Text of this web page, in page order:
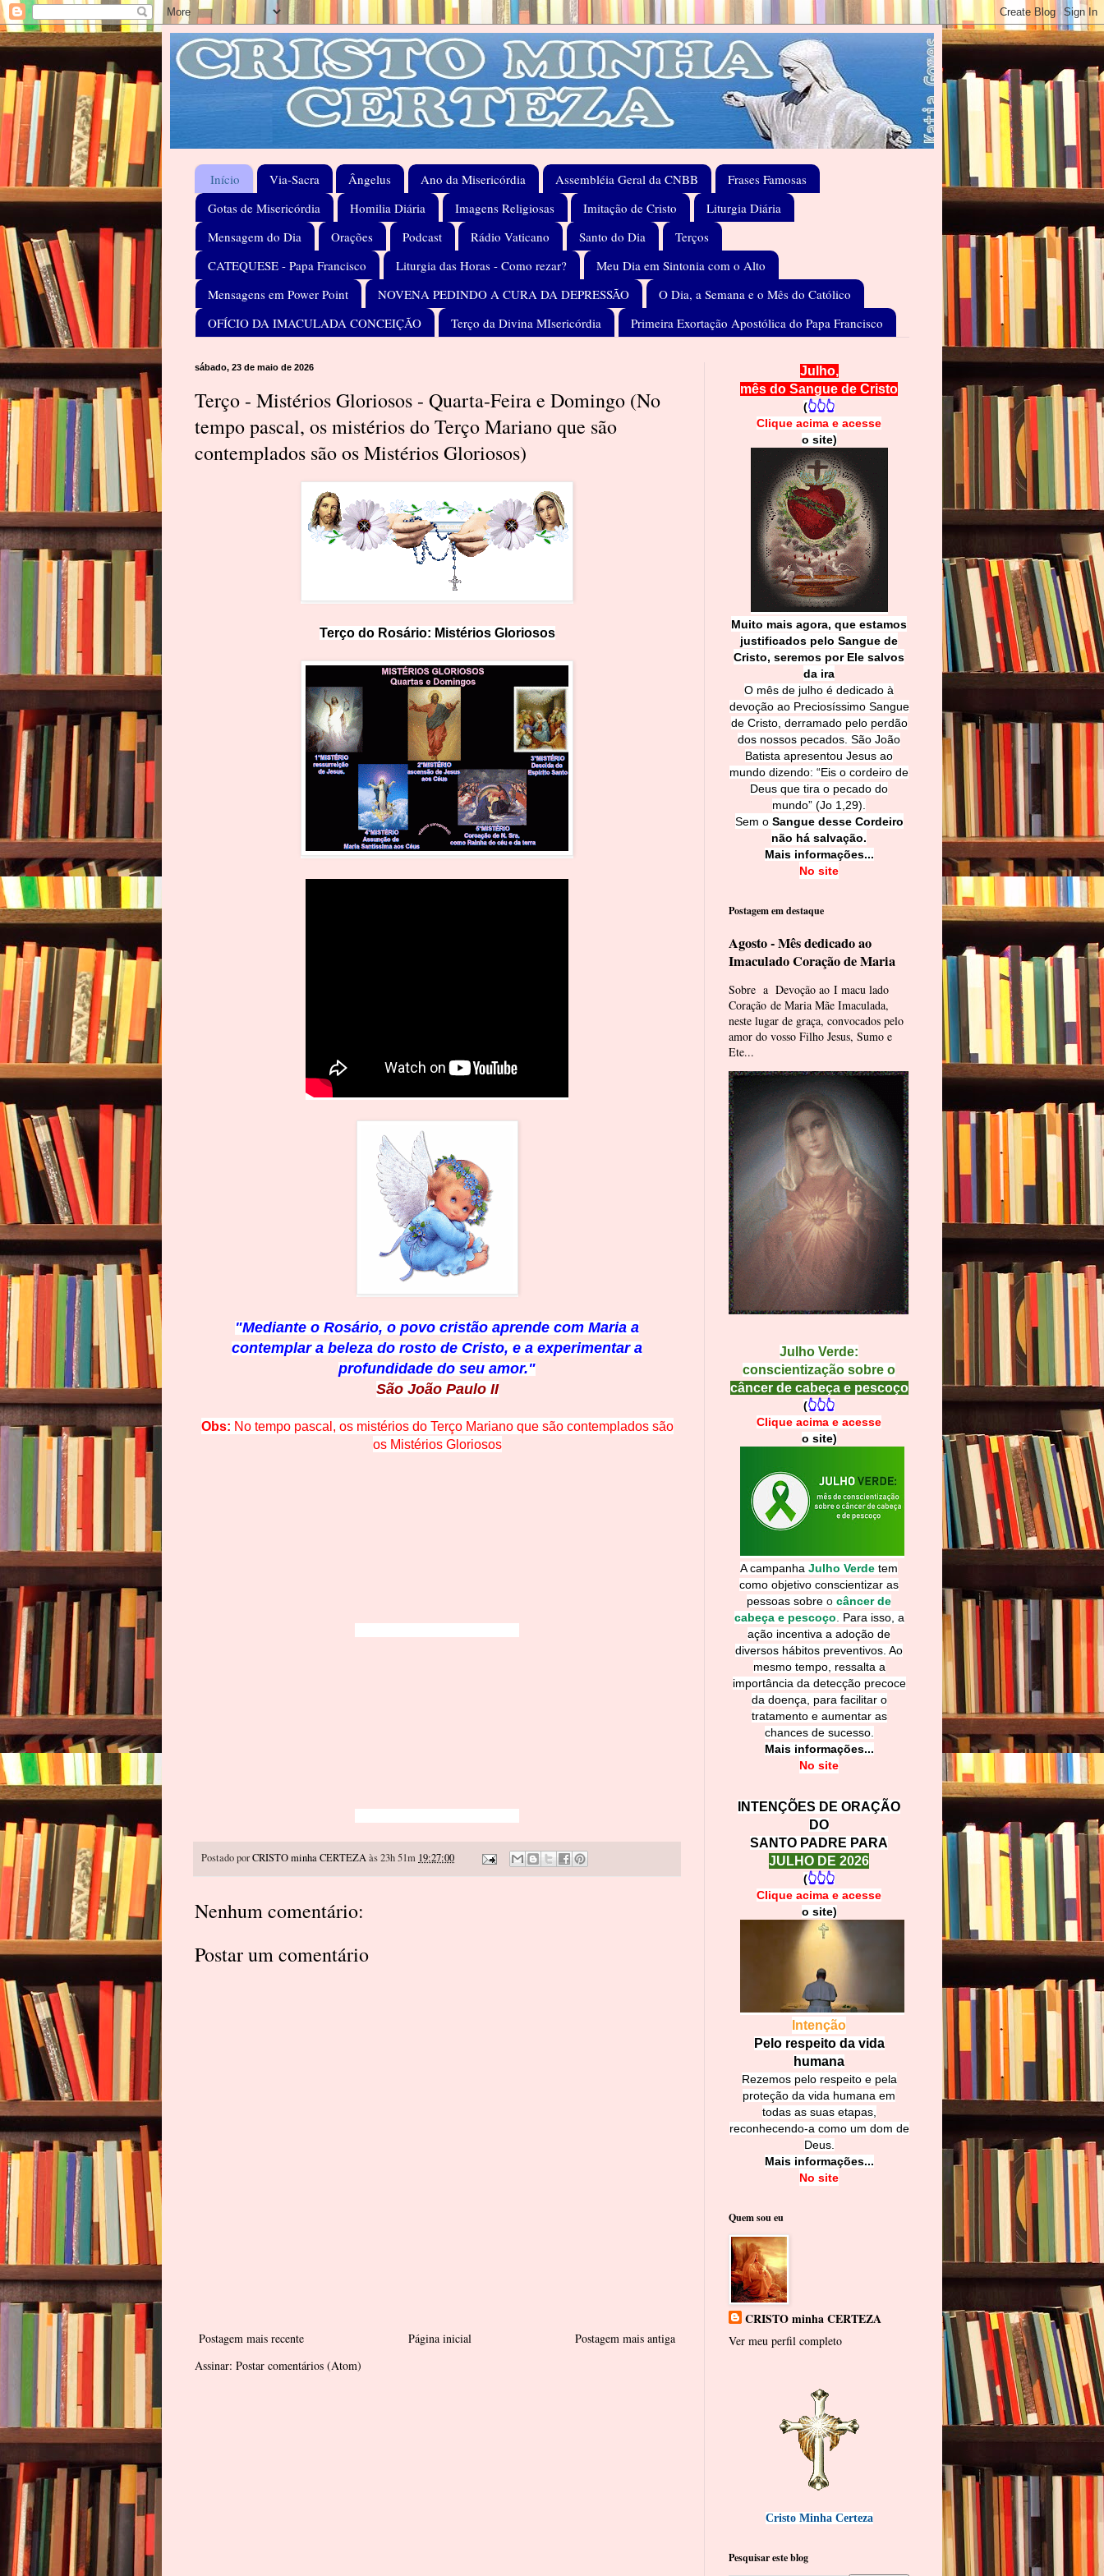
Início Via-Sacra Ângelus Ano da Misericórdia Assembléia Geral da CNBB
Frases Famosas
Gotas de Misericórdia
Homilia Diária Imagens Religiosas Imitação de Cristo
Liturgia Diária
Mensagem do Dia
Orações Podcast Rádio Vaticano Santo do Dia
Terços
CATEQUESE - Papa Francisco
Liturgia das Horas - Como rezar?
Meu Dia em Sintonia com o Alto
Mensagens em Power Point
NOVENA PEDINDO A CURA DA DEPRESSÃO
O Dia, a Semana e o Mês do Católico
OFÍCIO DA IMACULADA CONCEIÇÃO
Terço da Divina MIsericórdia Primeira Exortação Apostólica do Papa Francisco
sábado, 23 de maio de 2026
Terço - Mistérios Gloriosos - Quarta-Feira e Domingo (No
tempo pascal, os mistérios do Terço Mariano que são
contemplados são os Mistérios Gloriosos)
Terço do Rosário: Mistérios Gloriosos
"Mediante o Rosário, o povo cristão aprende com Maria a
contemplar a beleza do rosto de Cristo, e a experimentar a
profundidade do seu amor."
São João Paulo II
Obs: No tempo pascal, os mistérios do Terço Mariano que são contemplados são
os Mistérios Gloriosos
Postado porCRISTO minha CERTEZAàs 23h 51m 19:27:00
Nenhum comentário:
Postar um comentário
Postagem mais recente Postagem mais antiga
Página inicial
Assinar: Postar comentários (Atom)
Julho,
mês do Sangue de Cristo
(👆👆👆
Clique acima e acesse
o site)
Muito mais agora, que estamos
justificados pelo Sangue de
Cristo, seremos por Ele salvos
da ira
O mês de julho é dedicado à
devoção ao Preciosíssimo Sangue
de Cristo, derramado pelo perdão
dos nossos pecados. São João
Batista apresentou Jesus ao
mundo dizendo: “Eis o cordeiro de
Deus que tira o pecado do
mundo” (Jo 1,29).
Sem o Sangue desse Cordeiro
não há salvação.
Mais informações...
No site
Postagem em destaque
Agosto - Mês dedicado ao
Imaculado Coração de Maria
Sobre a Devoção ao I macu lado
Coração de Maria Mãe Imaculada,
neste lugar de graça, convocados pelo
amor do vosso Filho Jesus, Sumo e
Ete...
Julho Verde:
conscientização sobre o
câncer de cabeça e pescoço
(👆👆👆
Clique acima e acesse
o site)
A campanha Julho Verde tem
como objetivo conscientizar as
pessoas sobre o câncer de
cabeça e pescoço
Para isso, a
ação incentiva a adoção de
diversos hábitos preventivos. Ao
mesmo tempo, ressalta a
importância da detecção precoce
da doença, para facilitar o
tratamento e aumentar as
chances de sucesso.
Mais informações...
No site
INTENÇÕES DE ORAÇÃO
DO
SANTO PADRE PARA
JULHO DE 2026
(👆👆👆
Clique acima e acesse
o site)
Intenção
Pelo respeito da vida
humana
Rezemos pelo respeito e pela
proteção da vida humana em
todas as suas etapas,
reconhecendo-a como um dom de
Deus.
Mais informações...
No site
Quem sou eu
CRISTO minha CERTEZA
Ver meu perfil completo
Cristo Minha Certeza
Pesquisar este blog